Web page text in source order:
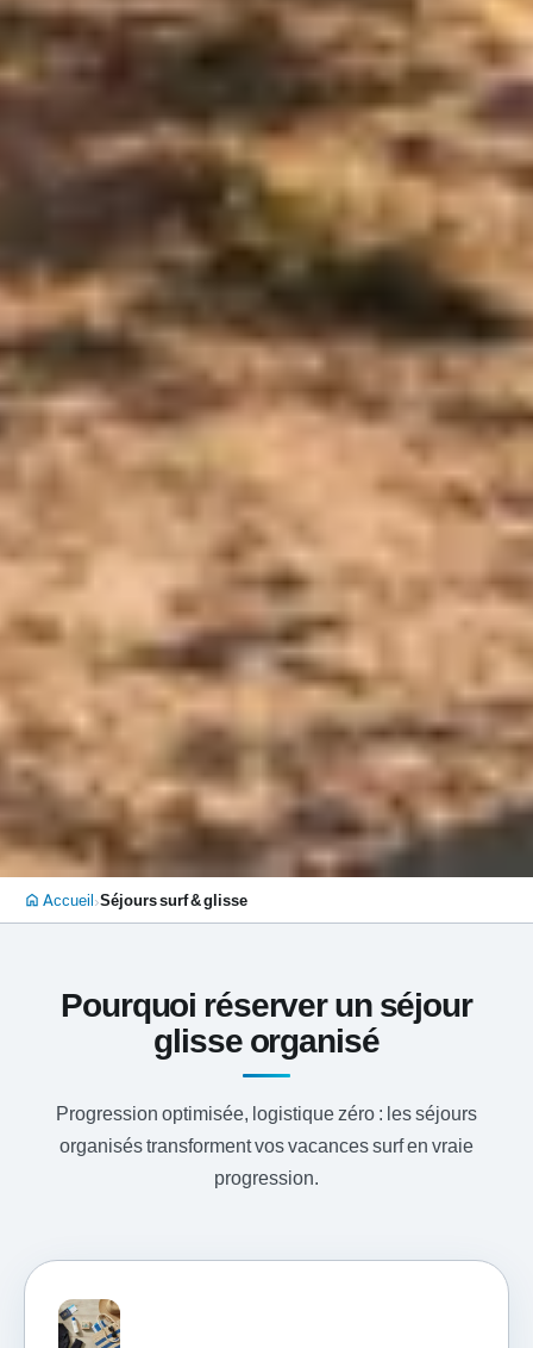
home Accueil›Séjours surf & glisse
Pourquoi réserver un séjour
glisse organisé
Progression optimisée, logistique zéro : les séjours
organisés transforment vos vacances surf en vraie
progression.